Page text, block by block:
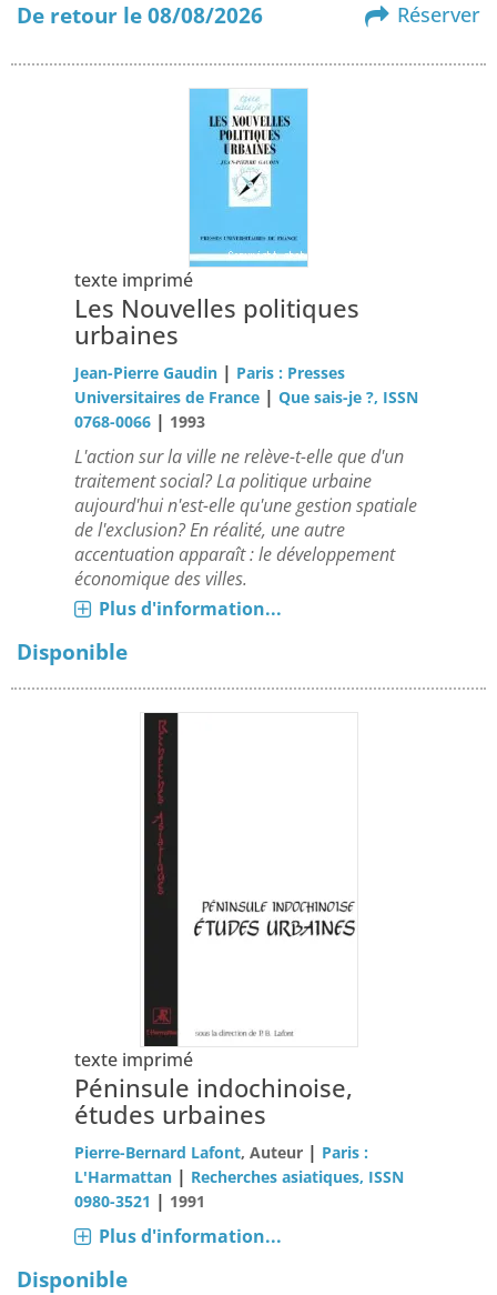
Réserver
De retour le 08/08/2026
texte imprimé
Les Nouvelles politiques
urbaines
Jean-Pierre Gaudin | Paris : Presses
Universitaires de France |Que sais-je ?, ISSN
0768-0066 | 1993
L'action sur la ville ne relève-t-elle que d'un
traitement social? La politique urbaine
aujourd'hui n'est-elle qu'une gestion spatiale
de l'exclusion? En réalité, une autre
accentuation apparaît : le développement
économique des villes.
Plus d'information...
Disponible
texte imprimé
Péninsule indochinoise,
études urbaines
Pierre-Bernard Lafont, Auteur | Paris :
L'Harmattan | Recherches asiatiques, ISSN
0980-3521 | 1991
Plus d'information...
Disponible